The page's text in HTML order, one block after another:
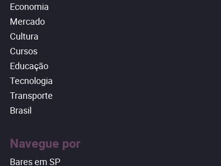
Economia
Mercado
Cultura
Cursos
Educação
Tecnologia
Transporte
Brasil
Navegue por
Bares em SP